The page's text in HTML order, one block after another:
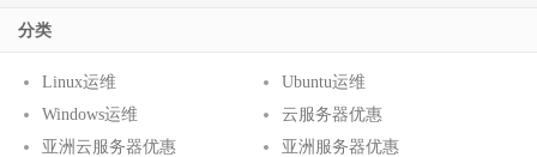
分类
Linux运维
Ubuntu运维
Windows运维
云服务器优惠
亚洲云服务器优惠
亚洲服务器优惠